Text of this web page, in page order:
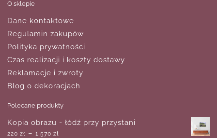
O sklepie
Dane kontaktowe
Regulamin zakupów
Polityka prywatności
Czas realizacji i koszty dostawy
Reklamacje i zwroty
Blog o dekoracjach
Polecane produkty
Kopia obrazu - łódź przy przystani
220 zł – 1,570 zł